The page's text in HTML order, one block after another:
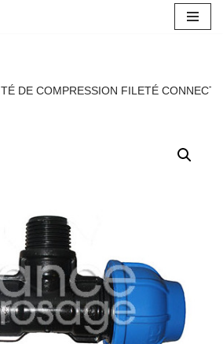
TÉ DE COMPRESSION FILETÉ